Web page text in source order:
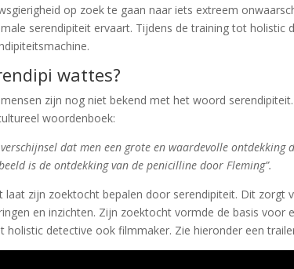
op zoek te gaan naar iets extreem
serendipiteit ervaart. Tijdens de training tot
wattes?
mensen zijn nog niet bekend met het woord
woordenboek:
verschijnsel dat men een grote en waardevolle
is de ontdekking van de penicilline door Fleming”.
laat zijn zoektocht bepalen door serendipiteit. Dit
en inzichten. Zijn zoektocht vormde de basis
holistic detective ook filmmaker. Zie hieronder een